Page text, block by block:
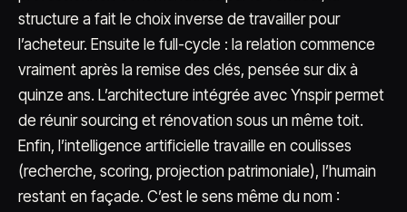
structure a fait le choix inverse de travailler pour
l’acheteur. Ensuite le full-cycle : la relation commence
vraiment après la remise des clés, pensée sur dix à
quinze ans. L’architecture intégrée avec Ynspir permet
de réunir sourcing et rénovation sous un même toit.
Enfin, l’intelligence artificielle travaille en coulisses
(recherche, scoring, projection patrimoniale), l’humain
restant en façade. C’est le sens même du nom :